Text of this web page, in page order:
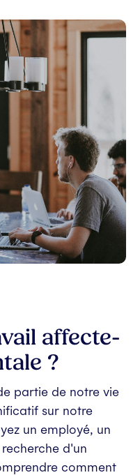
affecte-
?
partie de notre vie
sur notre
un employé, un
d'un
comment